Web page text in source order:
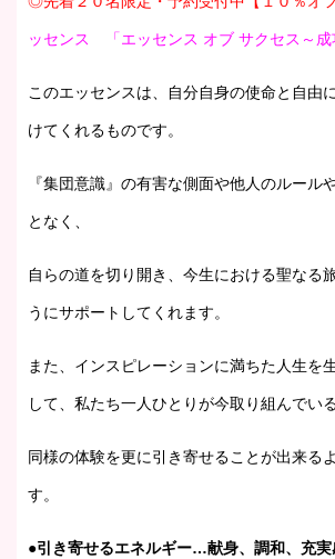
ッセンス 「エッセンス オブ サクセス～成
このエッセンスは、自分自身の使命と自由
けてくれるものです。
『集団意識』の有害な側面や他人のルール
となく、
自らの道を切り開き、今生における聖なる
うにサポートしてくれます。
また、インスピレーションに満ちた人生を
して、私たち一人ひとりが今取り組んでい
同様の体験を更に引き寄せることが出来る
す。
●引き寄せるエネルギー…献身、調和、充